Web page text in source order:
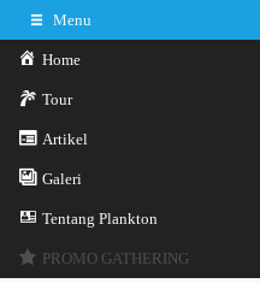
Menu
Home
Tour
Artikel
Galeri
Tentang Plankton
PROMO GATHERING